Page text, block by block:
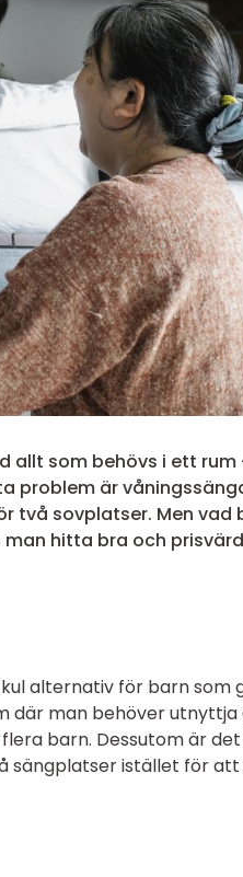
allt som behövs i ett rum
problem är
två sovplatser. Men vad
man hitta bra och
alternativ för barn som
där man behöver
barn. Dessutom är
sängplatser istället för